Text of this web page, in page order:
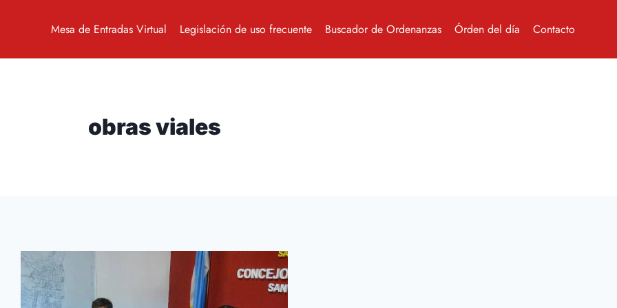
Mesa de Entradas Virtual Legislación de uso frecuente Buscador de Ordenanzas Órden del día Contacto
obras viales